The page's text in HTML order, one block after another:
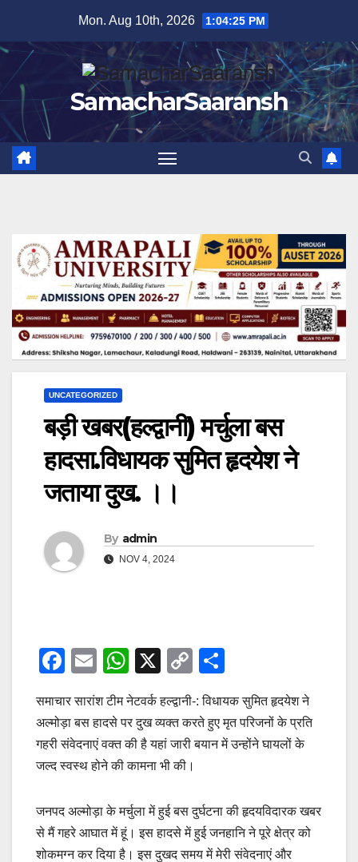
content
Mon. Aug 10th, 2026 1:04:26 PM
SamacharSaaransh
UNCATEGORIZED
बड़ी खबर(हल्द्वानी) मर्चुला बस
हादसा.विधायक सुमित हृदयेश ने
जताया दुख. ।।
By admin
NOV 4, 2024
F
c
e
b
o
k
E
ail
W
h
at
s
A
p
X
C
p
y
k
ar
e
समाचार सारांश टीम नेटवर्क हल्द्वानी-: विधायक सुमित हृदयेश ने
अल्मोड़ा बस हादसे पर दुख व्यक्त करते हुए मृत परिजनों के प्रति
गहरी संवेदनाएं वक्त की है यहां जारी बयान में उन्होंने घायलों के
जल्द स्वस्थ होने की कामना भी की।
जनपद अल्मोड़ा के मर्चुला में हुई बस दुर्घटना की हृदयविदारक खबर
से मैं गहरे आघात में हूं। इस हादसे में हुई जनहानि ने पूरे क्षेत्र को
शोकमग्न कर दिया है। इस दुखद समय में मेरी संवेदनाएं और